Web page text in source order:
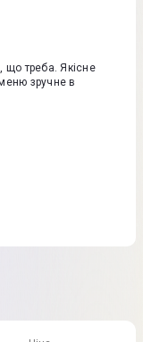
зручне в